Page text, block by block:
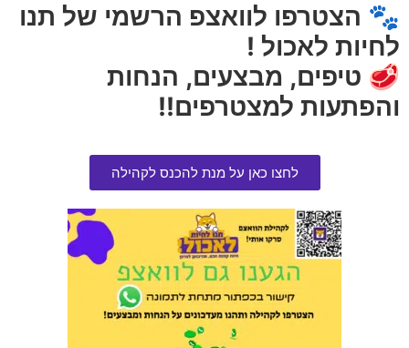
עצם דחוסה 8 אינץ 2 יחידות לכלב
מארז
הרוויחו 1.25 נקודות ⭐
₪25.00
אזל המלאי
וט לייף פרמינה | אוביסיטי רפואי
הרוויחו 19.25 נקודות ⭐
אזל המלאי
🐾 הצטרפו לוואצפ הרשמי של תנו
לחיות לאכול !
🥩 טיפים, מבצעים, הנחות
והפתעות למצטרפים!!
לחצו כאן על מנת להכנס לקהילה